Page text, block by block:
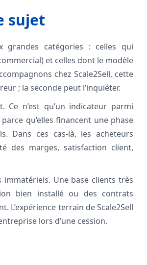
sujet
grandes catégories : celles qui
et celles dont le modèle
chez Scale2Sell, cette
; la seconde peut l’inquiéter.
n’est qu’un indicateur parmi
qu’elles financent une phase
Dans ces cas-là, les acheteurs
des marges, satisfaction client,
immatériels. Une base clients très
bien installé ou des contrats
terrain de Scale2Sell
lors d’une cession.